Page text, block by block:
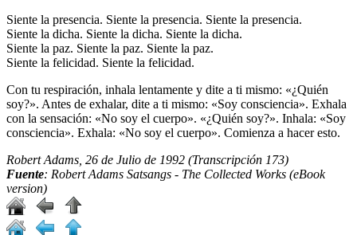
Siente la presencia. Siente la presencia. Siente la presencia.
Siente la dicha. Siente la dicha. Siente la dicha.
Siente la paz. Siente la paz. Siente la paz.
Siente la felicidad. Siente la felicidad.
Con tu respiración, inhala lentamente y dite a ti mismo: «¿Quién
soy?». Antes de exhalar, dite a ti mismo: «Soy consciencia». Exhala
con la sensación: «No soy el cuerpo». «¿Quién soy?». Inhala: «Soy
consciencia». Exhala: «No soy el cuerpo». Comienza a hacer esto.
Robert Adams, 26 de Julio de 1992 (Transcripción 173)
Fuente: Robert Adams Satsangs - The Collected Works (eBook
version)